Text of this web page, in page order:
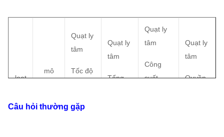
loạt
mô
Quạt ly
tâm
Tốc độ
phút)
Quạt ly
tâm
Tổng
Quạt ly
tâm
Công
suất
Quạt ly
tâm
Quyền
Câu hỏi thường gặp